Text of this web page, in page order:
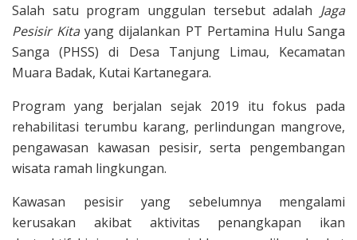
Salah satu program unggulan tersebut adalah Jaga
Pesisir Kitayang dijalankan PT Pertamina Hulu Sanga
Sanga (PHSS) di Desa Tanjung Limau, Kecamatan
Muara Badak, Kutai Kartanegara.
Program yang berjalan sejak 2019 itu fokus pada
rehabilitasi terumbu karang, perlindungan mangrove,
pengawasan kawasan pesisir, serta pengembangan
wisata ramah lingkungan.
Kawasan pesisir yang sebelumnya mengalami
kerusakan akibat aktivitas penangkapan ikan